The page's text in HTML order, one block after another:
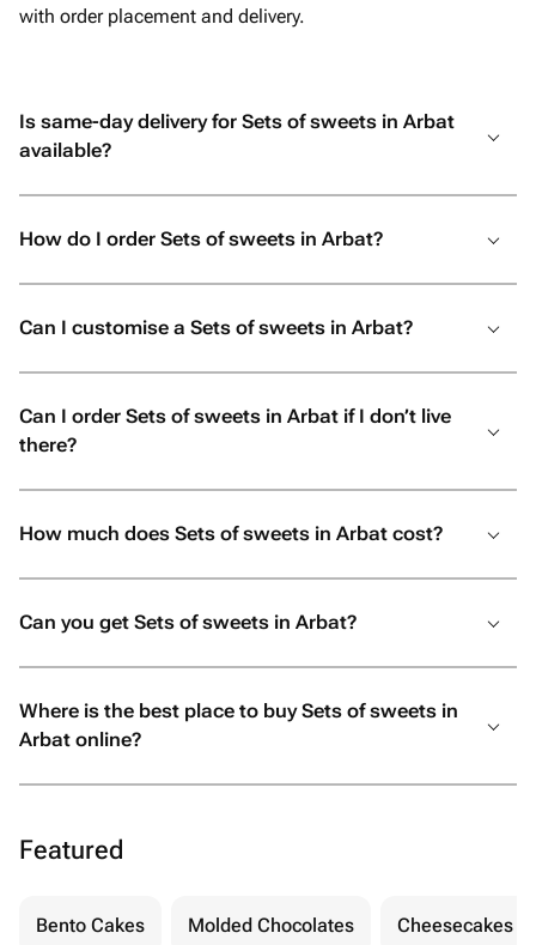
счастлив, и для меня это самое
незабываемым. От всей души
рекомендую! Если вы хотите подарить
уверенными, что всё будет
точно не пожалеете!
with order placement and delivery.
Is same-day delivery for Sets of sweets in Arbat
available?
How do I order Sets of sweets in Arbat?
Can I customise a Sets of sweets in Arbat?
Can I order Sets of sweets in Arbat if I don’t live
there?
How much does Sets of sweets in Arbat cost?
Can you get Sets of sweets in Arbat?
Where is the best place to buy Sets of sweets in
Arbat online?
Featured
Bento Cakes Molded Chocolates Cheesecakes